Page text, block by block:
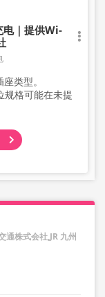
电｜提供Wi-
类型。
规格可能在未提
通株式会社,JR 九州